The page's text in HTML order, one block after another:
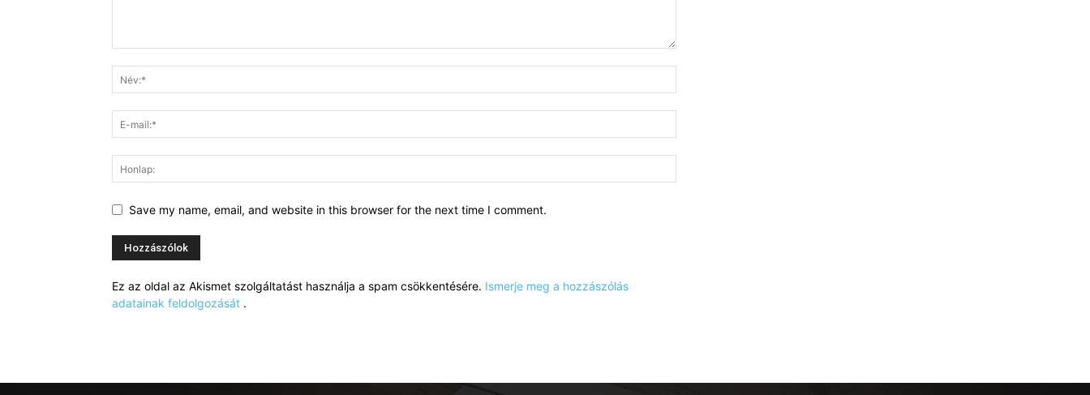
Save my name, email, and website in this browser for the next time I comment.
Ez az oldal az Akismet szolgáltatást használja a spam csökkentésére. Ismerje meg a hozzászólás
adatainak feldolgozását .